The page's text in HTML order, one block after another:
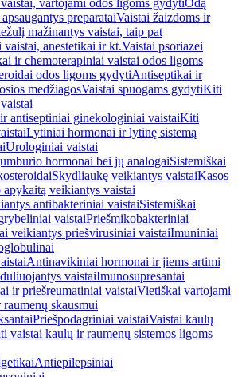
vartojami odos ligoms gydytiOdą
preparataiVaistai žaizdoms ir
mažinantys vaistai, taip pat
anestetikai ir kt.Vaistai psoriazei
ir chemoterapiniai vaistai odos ligoms
odos ligoms gydytiAntiseptikai ir
medžiagosVaistai spuogams gydytiKiti
antiseptiniai ginekologiniai vaistaiKiti
Lytiniai hormonai ir lytinę sistemą
Urologiniai vaistai
hormonai bei jų analogaiSistemiškai
Skydliaukę veikiantys vaistaiKasos
veikiantys vaistai
antibakteriniai vaistaiSistemiškai
vaistaiPriešmikobakteriniai
veikiantys priešvirusiniai vaistaiImuniniai
Antinavikiniai hormonai ir jiems artimi
vaistaiImunosupresantai
ir priešreumatiniai vaistaiVietiškai vartojami
skausmui
Priešpodagriniai vaistaiVaistai kaulų
vaistai kaulų ir raumenų sistemos ligoms
Antiepilepsiniai